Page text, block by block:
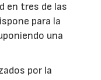
en tres de las
para la
una
por la